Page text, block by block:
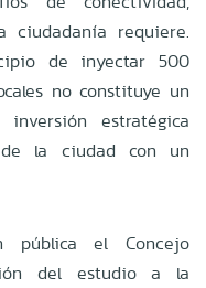
ciudadanía requiere.
de inyectar 500
no constituye un
estratégica
la ciudad con un
pública el Concejo
del estudio a la